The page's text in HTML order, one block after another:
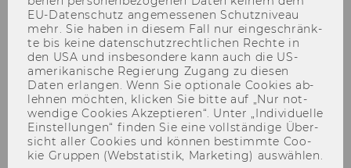
Mai 2012
Mitteilungsblatt vom 2. Mai 2012,
31. Stück
Mitteilungsblatt vom 9. Mai 2012,
32. Stück
Mitteilungsblatt vom 16. Mai 2012,
33. Stück
EU-​Datenschutz an­ge­mes­se­nen Schutz­ni­veau
mehr. Sie haben in die­sem Fall nur ein­ge­schränk­
te bis keine da­ten­schutz­recht­li­chen Rech­te in
den USA und ins­be­son­de­re kann auch die US-​
amerikanische Re­gie­rung Zu­gang zu die­sen
Daten er­lan­gen. Wenn Sie op­tio­na­le Coo­kies ab­
leh­nen möch­ten, kli­cken Sie bitte auf „Nur not­
wen­di­ge Coo­kies Ak­zep­tie­ren“. Unter „In­di­vi­du­el­le
Ein­stel­lun­gen“ fin­den Sie eine voll­stän­di­ge Über­
sicht aller Coo­kies und kön­nen be­stimm­te Coo­
kie Grup­pen (Web­sta­tis­tik, Mar­ke­ting) aus­wäh­len.